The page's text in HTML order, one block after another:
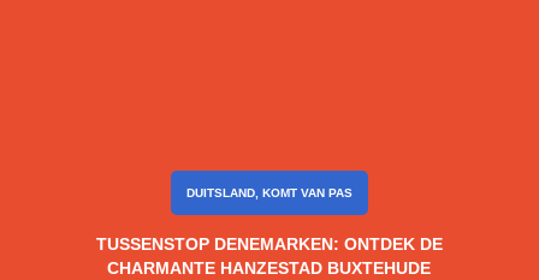
TUSSENSTOP DENEMARKEN: ONTDEK DE
CHARMANTE HANZESTAD BUXTEHUDE
DUITSLAND, KOMT VAN PAS